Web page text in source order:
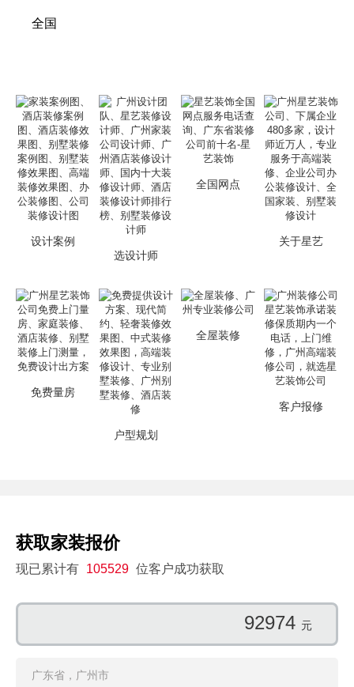
全国
设计案例
选设计师
全国网点
关于星艺
免费量房
户型规划
全屋装修
客户报修
获取家装报价
现已累计有 105529 位客户成功获取
96270 元
广东省，广州市